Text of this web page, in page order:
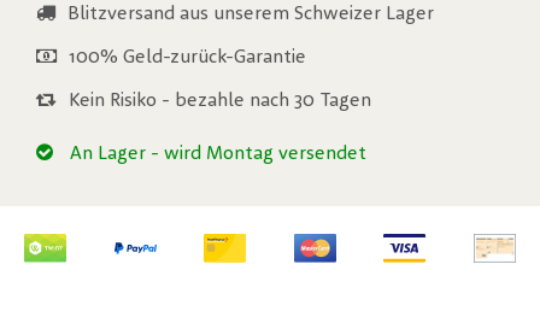
Blitzversand aus unserem Schweizer Lager
100% Geld-zurück-Garantie
Kein Risiko - bezahle nach 30 Tagen
An Lager - wird Montag versendet